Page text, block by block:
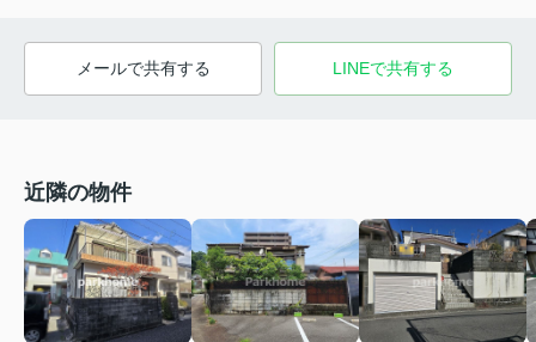
メールで共有する LINEで共有する
近隣の物件